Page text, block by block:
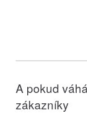
A pokud
zákazníky